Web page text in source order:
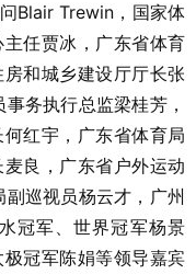
Blair Trewin，国家体
任贾冰，广东省体育
和城乡建设厅厅长张
务执行总监梁桂芳，
红宇，广东省体育局
良，广东省户外运动
巡视员杨云才，广州
冠军、世界冠军杨景
冠军陈娟等领导嘉宾